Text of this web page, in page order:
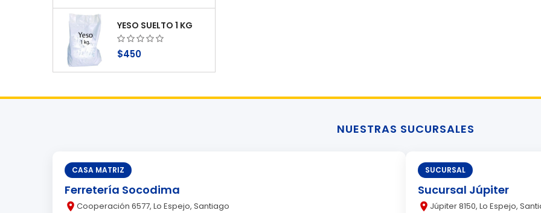
YESO SUELTO 1 KG
$450
NUESTRAS SUCURSALES
CASA MATRIZ
Ferretería Socodima
place Cooperación 6577, Lo Espejo, Santiago
SUCURSAL
Sucursal Júpiter
place Júpiter 8150, Lo Espejo,